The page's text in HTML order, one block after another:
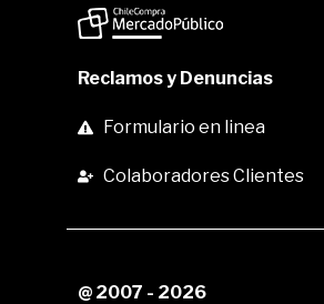
Reclamos y Denuncias
Formulario en linea
Colaboradores Clientes
@ 2007 - 2026